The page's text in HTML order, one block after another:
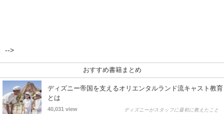
-->
おすすめ書籍まとめ
ディズニー帝国を支えるオリエンタルランド流キャスト教育
とは
40,031 view ディズニーがスタッフに最初に教えたこと